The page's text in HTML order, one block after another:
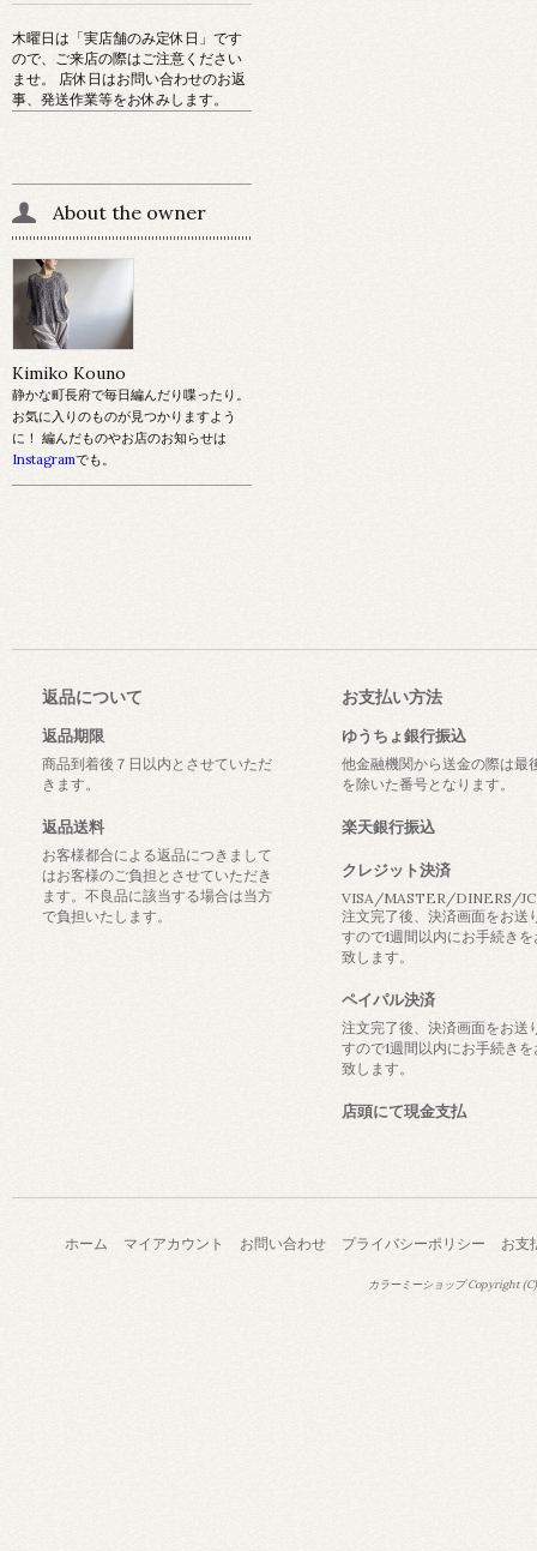
木曜日は「実店舗のみ定休日」です
ので、ご来店の際はご注意ください
ませ。 店休日はお問い合わせのお返
事、発送作業等をお休みします。
About the owner
Kimiko Kouno
静かな町長府で毎日編んだり喋ったり。
お気に入りのものが見つかりますよう
に！ 編んだものやお店のお知らせは
Instagramでも。
返品について
返品期限
商品到着後７日以内とさせていただ
きます。
返品送料
お客様都合による返品につきまして
はお客様のご負担とさせていただき
ます。不良品に該当する場合は当方
で負担いたします。
お支払い方法
ゆうちょ銀行振込
他金融機関から送金の際は最
を除いた番号となります。
楽天銀行振込
クレジット決済
VISA/MASTER/DINERS/
注文完了後、決済画面をお送
すので1週間以内にお手続き
致します。
ペイパル決済
注文完了後、決済画面をお送
すので1週間以内にお手続き
致します。
店頭にて現金支払
ホーム マイアカウント お問い合わせ プライバシーポリシー お支
カラーミーショップCopyright